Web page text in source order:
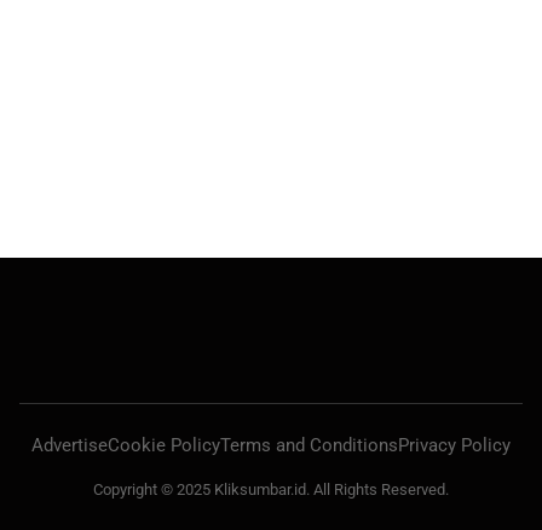
AdvertiseCookie PolicyTerms and ConditionsPrivacy Policy
Copyright © 2025 Kliksumbar.id. All Rights Reserved.